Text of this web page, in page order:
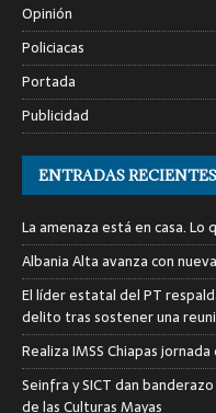
Opinión
Policiacas
Portada
Publicidad
ENTRADAS RECIENTES
La amenaza está en casa.
Albania Alta avanza con
El líder estatal del PT
delito tras sostener una
Realiza IMSS Chiapas
Seinfra y SICT dan
de las Culturas Mayas